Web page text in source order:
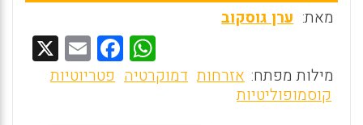
מאת: ערן גוסקוב
W
h
F
a
E
m מילות מפתח: אזרחות דמוקרטיה פטריוטיות
קוסמופוליטיות